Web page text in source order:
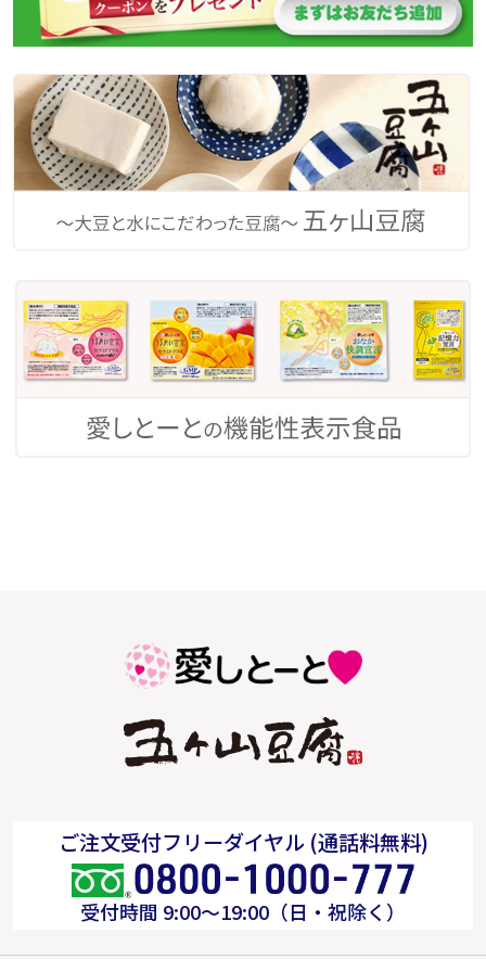
ご注文受付フリーダイヤル (通話料無料)
受付時間 9:00～19:00（日・祝除く）